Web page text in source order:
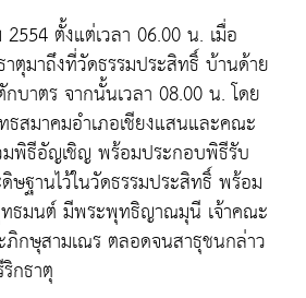
ตั้งแต่เวลา 06.00 น. เมื่อ
ตุมาถึงที่วัดธรรมประสิทธิ์ บ้านด้าย
าตร จากนั้นเวลา 08.00 น. โดย
สมาคมอำเภอเชียงแสนและคณะ
มพิธีอัญเชิญ พร้อมประกอบพิธีรับ
ษฐานไว้ในวัดธรรมประสิทธิ์ พร้อม
ธมนต์ มีพระพุทธิญาณมุนี เจ้าคณะ
ภิกษุสามเณร ตลอดจนสาธุชนกล่าว
กธาตุ